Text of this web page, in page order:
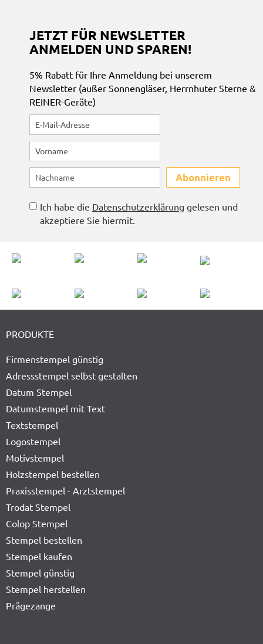
JETZT FÜR NEWSLETTER
ANMELDEN UND SPAREN!
5% Rabatt für Ihre Anmeldung bei unserem
Newsletter (außer Sonnengläser, Herrnhuter Sterne &
REINER-Geräte)
Abonnieren
Ich habe die Datenschutzerklärung gelesen und
akzeptiere Sie hiermit.
PRODUKTE
Firmenstempel günstig
Adressstempel selbst gestalten
Datum Stempel
Datumstempel mit Text
Textstempel
Logostempel
Motivstempel
Holzstempel bestellen
Praxisstempel - Arztstempel
Trodat Stempel
Colop Stempel
Stempel bestellen
Stempel kaufen
Stempel günstig
Stempel herstellen
Prägezange